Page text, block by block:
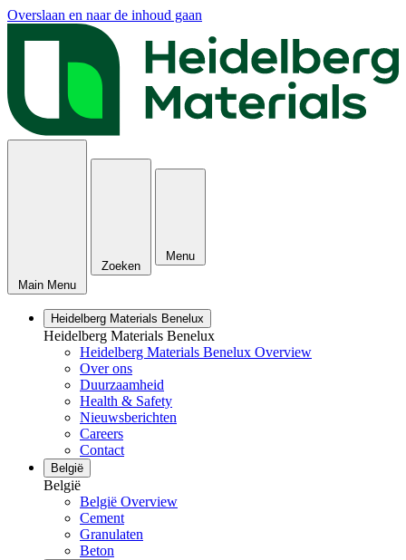
Overslaan en naar de inhoud gaan
Main Menu
Zoeken
Menu
Heidelberg Materials Benelux
Heidelberg Materials Benelux
Heidelberg Materials Benelux Overview
Over ons
Duurzaamheid
Health & Safety
Nieuwsberichten
Careers
Contact
België
België
België Overview
Cement
Granulaten
Beton